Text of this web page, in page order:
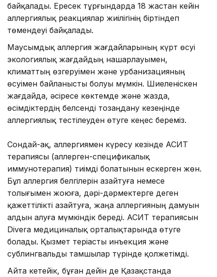
байқалады. Ересек тұрғындарда 18 жастан кейін
аллергиялық реакциялар жиілігінің біртіндеп
төмендеуі байқалады.
Маусымдық аллергия жағдайларының күрт өсуі
экологиялық жағдайдың нашарлауымен,
климаттың өзгеруімен және урбанизацияның
өсуімен байланысты болуы мүмкін. Шиеленіскен
жағдайда, әсіресе көктемде және жазда,
өсімдіктердің белсенді тозаңдану кезеңінде
аллергиялық тестілеуден өтуге кеңес береміз.
Сондай-ақ, аллергиямен күресу кезінде АСИТ
терапиясы (аллерген-спецификалық
иммунотерапия) тиімді болатынын ескерген жөн.
Бұл аллергия белгілерін азайтуға немесе
толығымен жоюға, дәрі-дәрмектерге деген
қажеттілікті азайтуға, жаңа аллергияның дамуын
алдын алуға мүмкіндік береді. АСИТ терапиясын
Divera медициналық орталықтарында өтуге
болады. Қызмет теріасты инъекция және
сублингвальды тамшылар түрінде қолжетімді.
Айта кетейік, бұған дейін де Қазақстанда